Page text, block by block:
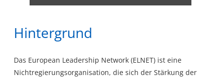
Hintergrund
Das European Leadership Network (ELNET) ist eine
Nichtregierungsorganisation, die sich der Stärkung der